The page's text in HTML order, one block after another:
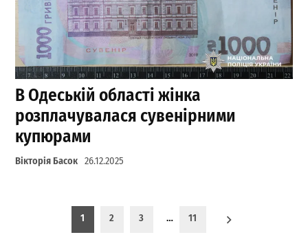
В Одеській області жінка
розплачувалася сувенірними
купюрами
Вікторія Басок 26.12.2025
Пагинация записей
1 2 3 … 11